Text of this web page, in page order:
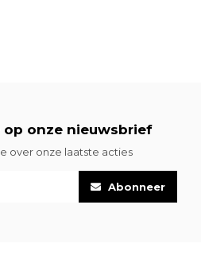
onze nieuwsbrief
over onze laatste acties
Abonneer